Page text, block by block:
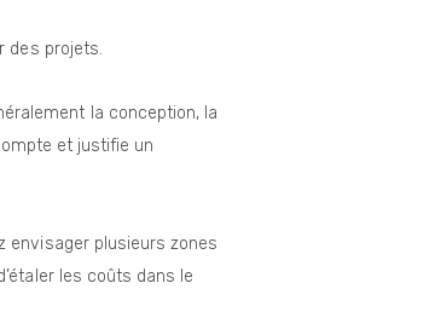
des projets.
la conception, la
et justifie un
envisager plusieurs zones
les coûts dans le